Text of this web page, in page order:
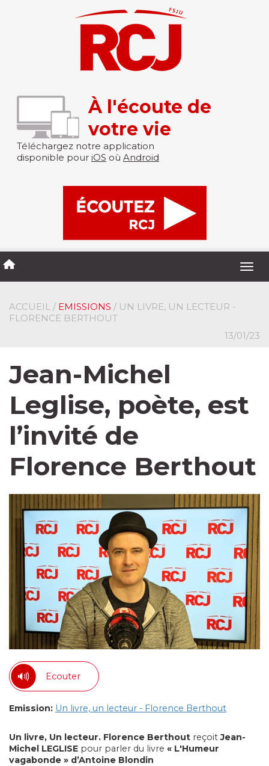
À l'écoute de
votre vie
Téléchargez notre application
disponible pour iOS où Android
ACCUEIL / EMISSIONS / UN LIVRE, UN LECTEUR -
FLORENCE BERTHOUT
13/01/23
Jean-Michel
Leglise, poète, est
l’invité de
Florence Berthout
Ecouter
Emission: Un livre, un lecteur - Florence Berthout
Un livre, Un lecteur. Florence Berthout reçoitJean-
Michel LEGLISE pour parler du livre « L'Humeur
vagabonde » d’Antoine Blondin